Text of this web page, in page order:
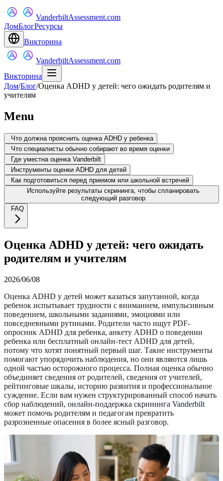
VanderbiltAssessment.com
ДомБлогРесурсы
Викторина
VanderbiltAssessment.com
Викторина
Дом/Блог/Оценка ADHD у детей: чего ожидать родителям и
учителям
Menu
Что должна прояснить оценка ADHD у ребенка
Что специалисты обычно собирают во время оценки
Где уместна оценка Vanderbilt
Инструменты оценки ADHD для детей
Как подготовиться перед приемом или школьной встречей
Используйте результаты скрининга, чтобы спланировать
следующий разговор
FAQ
Оценка ADHD у детей: чего ожидать
родителям и учителям
2026/06/08
Оценка ADHD у детей может казаться запутанной, когда
ребенок испытывает трудности с вниманием, импульсивным
поведением, школьными заданиями, эмоциями или
повседневными рутинами. Родители часто ищут PDF-
опросник ADHD для ребенка, анкету ADHD о поведении
ребенка или бесплатный онлайн-тест ADHD для детей,
потому что хотят понятный первый шаг. Такие инструменты
помогают упорядочить наблюдения, но они являются лишь
одной частью осторожного процесса. Полная оценка обычно
объединяет сведения от родителей, сведения от учителей,
рейтинговые шкалы, историю развития и профессиональное
суждение. Если вам нужен структурированный способ начать
сбор наблюдений, онлайн-поддержка скрининга Vanderbilt
может помочь родителям и педагогам превратить
разрозненные опасения в более ясный разговор.